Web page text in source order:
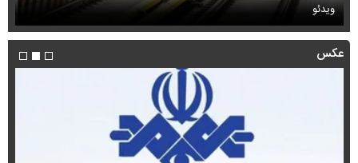
ویدئو
عکس